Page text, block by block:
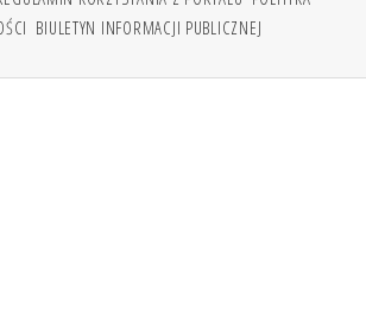
BIULETYN INFORMACJI PUBLICZNEJ